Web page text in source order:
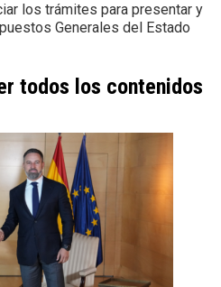
los trámites para presentar y
Generales del Estado
todos los contenidos